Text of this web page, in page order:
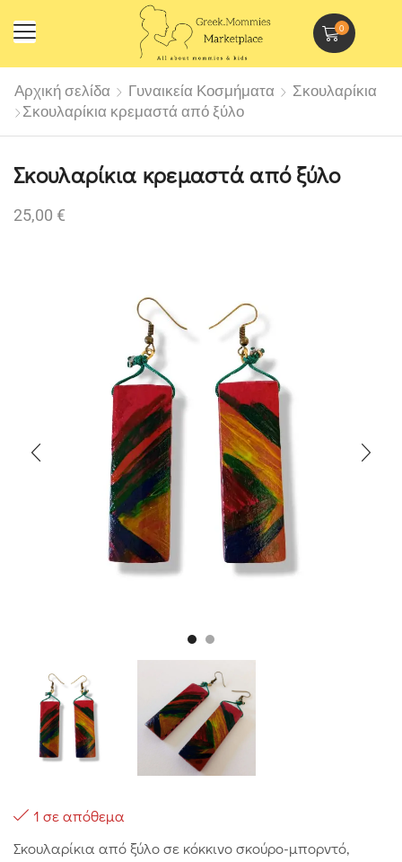
0
Αρχική σελίδα Γυναικεία Κοσμήματα
Σκουλαρίκια
Σκουλαρίκια κρεμαστά από ξύλο
Σκουλαρίκια κρεμαστά από ξύλο
25,00 €
1 σε απόθεμα
Σκουλαρίκια από ξύλο σε κόκκινο σκούρο-μπορντό,